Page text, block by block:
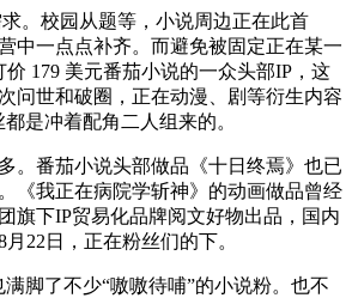
校园从题等，小说周边正在此首
中一点点补齐。而避免被固定正在某一
179 美元番茄小说的一众头部IP，这
问世和破圈，正在动漫、剧等衍生内容
是冲着配角二人组来的。
番茄小说头部做品《十日终焉》也已
《我正在病院学斩神》的动画做品曾经
旗下IP贸易化品牌阅文好物出品，国内
22日，正在粉丝们的下。
了不少“嗷嗷待哺”的小说粉。也不